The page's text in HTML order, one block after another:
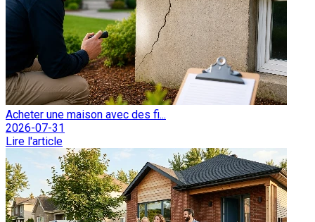
Acheter une maison avec des fi...
2026-07-31
Lire l'article